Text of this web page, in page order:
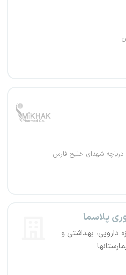
پلاسما
دارویی، بهداشتی و